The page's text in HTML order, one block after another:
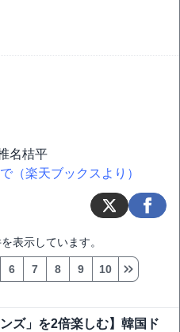
名桔平
（楽天ブックスより）
表示しています。
6 7 8 9 10
ンズ」を2倍楽しむ】韓国ド